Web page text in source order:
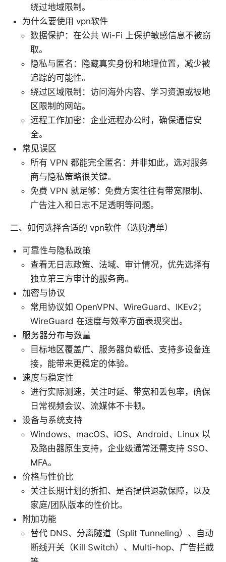
绕过地域限制。
为什么要使用 vpn软件
数据保护：在公共 Wi-Fi 上保护敏感信息不被窃
取。
隐私与匿名：隐藏真实身份和地理位置，减少被
追踪的可能性。
绕过区域限制：访问海外内容、学习资源或被地
区限制的网站。
远程工作加密：企业远程办公时，确保通信安
全。
常见误区
所有 VPN 都能完全匿名：并非如此，选对服务
商与隐私策略很关键。
免费 VPN 就足够：免费方案往往有带宽限制、
广告注入和日志不足透明等问题。
二、如何选择合适的 vpn软件（选购清单）
可靠性与隐私政策
查看无日志政策、法域、审计情况，优先选择有
独立第三方审计的服务商。
加密与协议
常用协议如 OpenVPN、WireGuard、IKEv2；
WireGuard 在速度与效率方面表现突出。
服务器分布与数量
目标地区覆盖广、服务器负载低、支持多设备连
接，能带来更稳定的体验。
速度与稳定性
进行实际测速，关注时延、带宽和丢包率，确保
日常视频会议、流媒体不卡顿。
设备与系统支持
Windows、macOS、iOS、Android、Linux 以
及路由器原生支持，企业级通常还需支持 SSO、
MFA。
价格与性价比
关注长期计划的折扣、是否提供退款保障，以及
家庭/团队版本的性价比。
附加功能
替代 DNS、分离隧道（Split Tunneling）、自动
断线开关（Kill Switch）、Multi-hop、广告拦截